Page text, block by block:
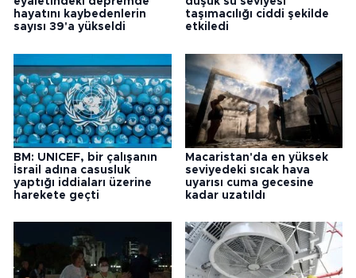
hayatını kaybedenlerin
sayısı 39'a yükseldi
taşımacılığı ciddi şekilde
etkiledi
BM: UNICEF, bir çalışanın
İsrail adına casusluk
yaptığı iddiaları üzerine
harekete geçti
Macaristan'da en yüksek
seviyedeki sıcak hava
uyarısı cuma gecesine
kadar uzatıldı